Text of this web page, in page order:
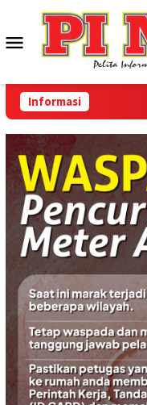
konten
Menu
Mobile
Informasi